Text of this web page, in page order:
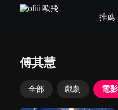
推薦
傅其慧
全部 戲劇 電影